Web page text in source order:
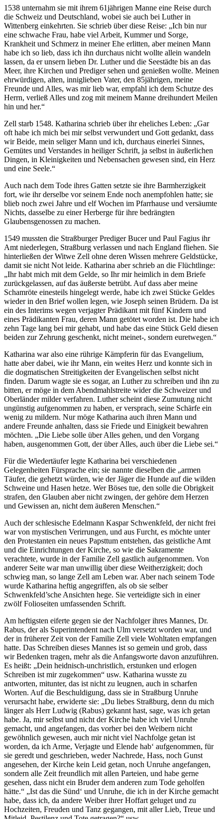
1538 unternahm sie mit ihrem 61jährigen Manne eine Reise durch
die Schweiz und Deutschland, wobei sie auch bei Luther in
Wittenberg einkehrten. Sie schrieb über diese Reise: „Ich bin nur
eine schwache Frau, habe viel Arbeit, Kummer und Sorge,
Krankheit und Schmerz in meiner Ehe erlitten, aber meinen Mann
habe ich so lieb, dass ich ihn durchaus nicht wollte allein wandeln
lassen, da er unsern lieben Dr. Luther und die Seestädte bis an das
Meer, ihre Kirchen und Prediger sehen und genießen wollte. Meinen
ehrwürdigen, alten, inniglieben Vater, den 85jährigen, meine
Freunde und Alles, was mir lieb war, empfahl ich dem Schutze des
Herrn, verließ Alles und zog mit meinem Manne dreihundert Meilen
hin und her.“
Zell starb 1548. Katharina schrieb über ihr eheliches Leben: „Gar
oft habe ich mich bei mir selbst verwundert und Gott gedankt, dass
wir Beide, mein seliger Mann und ich, durchaus einerlei Sinnes,
Gemütes und Verstandes in heiliger Schrift, ja selbst in äußerlichen
Dingen, in Kleinigkeiten und Nebensachen gewesen sind, ein Herz
und eine Seele.“
Auch nach dem Tode ihres Gatten setzte sie ihre Barmherzigkeit
fort, wie ihr derselbe vor seinem Ende noch anempfohlen hatte; sie
blieb noch zwei Jahre und elf Wochen im Pfarrhause und versäumte
Nichts, dasselbe zu einer Herberge für ihre bedrängten
Glaubensgenossen zu machen.
1549 mussten die Straßburger Prediger Bucer und Paul Fagius ihr
Amt niederlegen, Straßburg verlassen und nach England fliehen. Sie
hinterließen der Witwe Zell ohne deren Wissen mehrere Geldstücke,
damit sie nicht Not leide. Katharina aber schrieb an die Flüchtlinge:
„Ihr habt mich mit dem Gelde, so Ihr mir heimlich in dem Briefe
zurückgelassen, auf das äußerste betrübt. Auf dass aber meine
Schamröte einesteils hingelegt werde, habe ich zwei Stücke Geldes
wieder in den Brief wollen legen, wie Joseph seinen Brüdern. Da ist
ein des Interims wegen verjagter Prädikant mit fünf Kindern und
eines Prädikanten Frau, deren Mann getötet worden ist. Die habe ich
zehn Tage lang bei mir gehabt, und habe das eine Stück Geld diesen
beiden zur Zehrung geschenkt, nicht meinet-, sondern euretwegen.“
Katharina war also eine rührige Kämpferin für das Evangelium,
hatte aber dabei, wie ihr Mann, ein weites Herz und konnte sich in
die dogmatischen Streitigkeiten der Evangelischen selbst nicht
finden. Darum wagte sie es sogar, an Luther zu schreiben und ihn zu
bitten, er möge in dem Abendmahlstreite wider die Schweizer und
Oberländer milder verfahren. Luther scheint diese Zumutung nicht
ungünstig aufgenommen zu haben, er versprach, seine Schärfe ein
wenig zu mildern. Nur möge Katharina auch ihren Mann und
andere Freunde anhalten, dass sie Friede und Einigkeit bewahren
möchten. „Die Liebe solle über Alles gehen, und den Vorgang
haben, ausgenommen Gott, der über Alles, auch über die Liebe sei.“
Für die Wiedertäufer legte Katharina bei verschiedenen
Gelegenheiten Fürsprache ein; sie nannte dieselben die „armen
Täufer, die gehetzt würden, wie der Jäger die Hunde auf die wilden
Schweine und Hasen hetze. Wer Böses tue, den solle die Obrigkeit
strafen, den Glauben aber nicht zwingen, der gehöre dem Herzen
und Gewissen an, nicht dem äußeren Menschen.“
Auch der schlesische Edelmann Kaspar Schwenkfeld, der nicht frei
war von mystischen Verirrungen, und aus Furcht, es möchte unter
den Protestanten ein neues Papsttum entstehen, das geistliche Amt
und die Einrichtungen der Kirche, so wie die Sakramente
verachtete, wurde in der Familie Zell gastlich aufgenommen. Von
anderer Seite war man unwillig über diese Weitherzigkeit; doch
schwieg man, so lange Zell am Leben war. Aber nach seinem Tode
wurde Katharina heftig angegriffen, als ob sie selber
Schwenkfeld’sche Ansichten hege. Sie verteidigte sich in einer
zwölf Folioseiten umfassenden Schrift.
Am heftigsten eiferte gegen sie der Nachfolger ihres Mannes, Dr.
Rabus, der als Superintendent nach Ulm versetzt worden war, und
der in früherer Zeit von der Familie Zell viele Wohltaten empfangen
hatte. Das Schreiben dieses Mannes ist so gemein und grob, dass
wir Bedenken tragen, mehr als die Anfangsworte davon anzuführen.
Es heißt: „Dein heidnisch-unchristlich, erstunken und erlogen
Schreiben ist mir zugekommen“ usw. Katharina wusste zu
antworten, mitunter, das ist nicht zu leugnen, auch in scharfen
Worten. Auf die Beschuldigung, dass sie in Straßburg Unruhe
verursacht habe, erwiderte sie: „Du liebes Straßburg, denn du mich
länger als Herr Ludwig (Rabus) gekannt hast, sage, was ich getan
habe. Ja, mir selbst und nicht der Kirche habe ich viel Unruhe
gemacht, und angefangen, das vorher bei den Weibern nicht
gewöhnlich gewesen, auch mir nicht viel Nachfolge getan ist
worden, da ich Arme, Verjagte und Elende hab‘ aufgenommen, für
sie geredt und geschrieben, weder Nachrede, Hass, noch Gunst
angesehen, der Kirche kein Leid getan, noch Unruhe angefangen,
sondern alle Zeit freundlich mit allen Parteien, und habe gerne
gesehen, dass nicht ein Bruder dem anderen zum Tode geholfen
hätte.“ „Ist das die Sünd‘ und Unruhe, die ich in der Kirche gemacht
habe, dass ich, da andere Weiber ihrer Hoffart geluget und zu
Hochzeiten, Freuden und Tanz gegangen, mit aller Lieb, Treue und